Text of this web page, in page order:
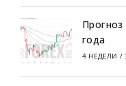
года
4 НЕДЕЛИ /